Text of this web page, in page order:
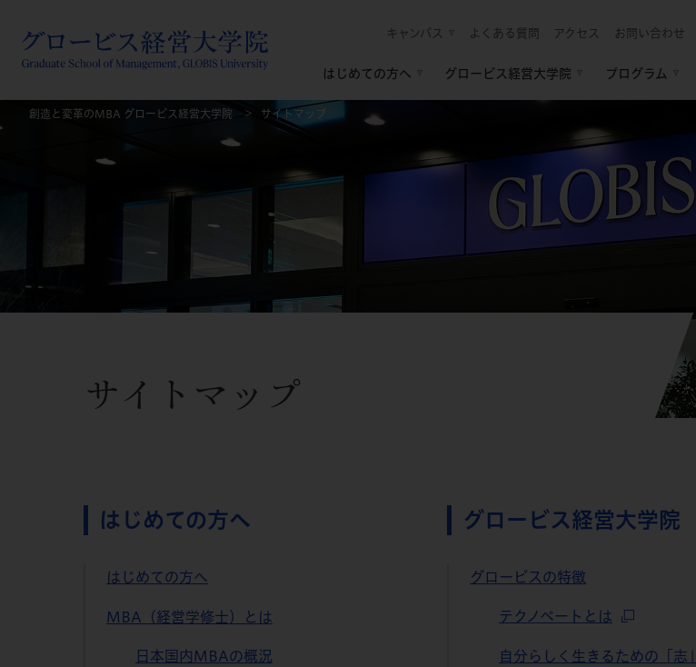
キャンパス よくある質問 アクセス お問い合わせ
はじめての方へ グロービス経営大学院 プログラム
創造と変革のMBA グロービス経営大学院 サイトマップ
サイトマップ
はじめての方へ
はじめての方へ
MBA（経営学修士）とは
日本国内MBAの概況
グロービス経営大学院
グロービスの特徴
テクノベートとは
自分らしく生きるための「志」